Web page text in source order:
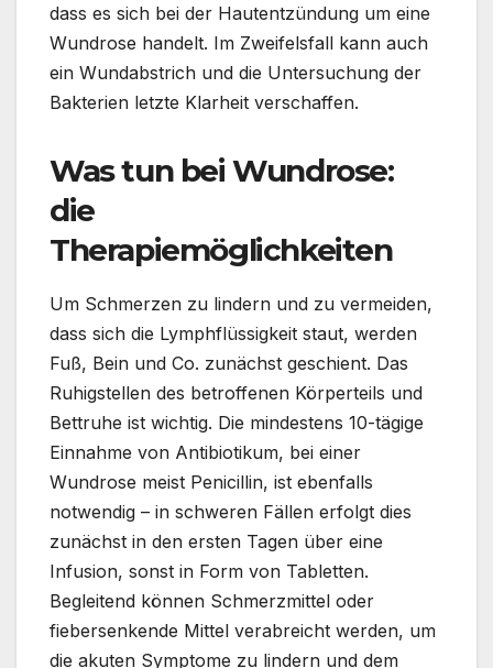
dass es sich bei der Hautentzündung um eine
Wundrose handelt. Im Zweifelsfall kann auch
ein Wundabstrich und die Untersuchung der
Bakterien letzte Klarheit verschaffen.
Was tun bei Wundrose:
die
Therapiemöglichkeiten
Um Schmerzen zu lindern und zu vermeiden,
dass sich die Lymphflüssigkeit staut, werden
Fuß, Bein und Co. zunächst geschient. Das
Ruhigstellen des betroffenen Körperteils und
Bettruhe ist wichtig. Die mindestens 10-tägige
Einnahme von Antibiotikum, bei einer
Wundrose meist Penicillin, ist ebenfalls
notwendig – in schweren Fällen erfolgt dies
zunächst in den ersten Tagen über eine
Infusion, sonst in Form von Tabletten.
Begleitend können Schmerzmittel oder
fiebersenkende Mittel verabreicht werden, um
die akuten Symptome zu lindern und dem